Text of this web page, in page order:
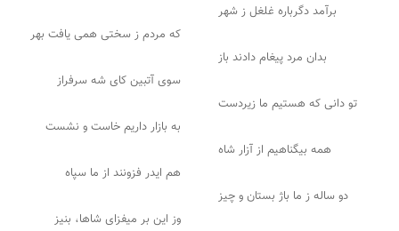
برآمد دگرباره غلغل ز شهر
که مردم ز سختی همی یافت بهر
بدان مرد پیغام دادند باز
سوی آتبین کای شه سرفراز
تو دانی که هستیم ما زیردست
به بازار داریم خاست و نشست
همه بیگناهیم از آزار شاه
هم ایدر فزونند از ما سپاه
دو ساله ز ما باژ بستان و چیز
وز این بر میفزای شاها، بنیز